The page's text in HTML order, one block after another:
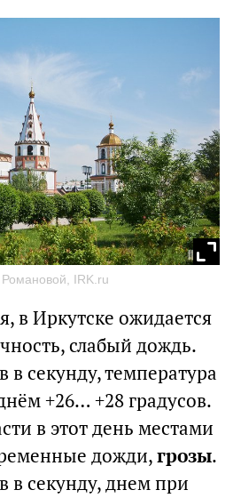
IRK.ru
в Иркутске ожидается
слабый дождь.
в секунду, температура
+26… +28 градусов.
в этот день местами
дожди,грозы.
в секунду, днем при